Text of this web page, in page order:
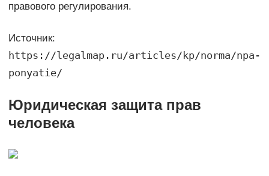
правового регулирования.
Источник:
https://legalmap.ru/articles/kp/norma/npa-
ponyatie/
Юридическая защита прав
человека